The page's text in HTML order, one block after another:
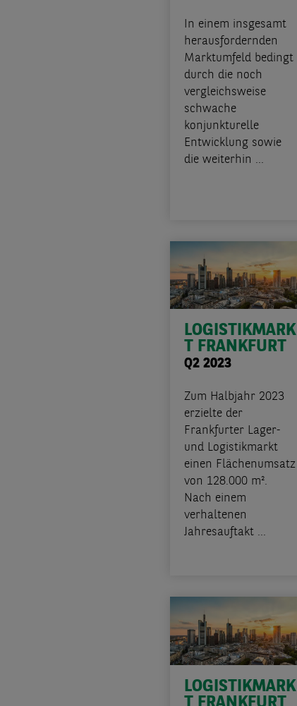
In einem insgesamt
herausfordernden
Marktumfeld bedingt
durch die noch
vergleichsweise
schwache
konjunkturelle
Entwicklung sowie
die weiterhin ...
LOGISTIKMARK
T FRANKFURT
Q2 2023
Zum Halbjahr 2023
erzielte der
Frankfurter Lager-
und Logistikmarkt
einen Flächenumsatz
von 128.000 m².
Nach einem
verhaltenen
Jahresauftakt ...
LOGISTIKMARK